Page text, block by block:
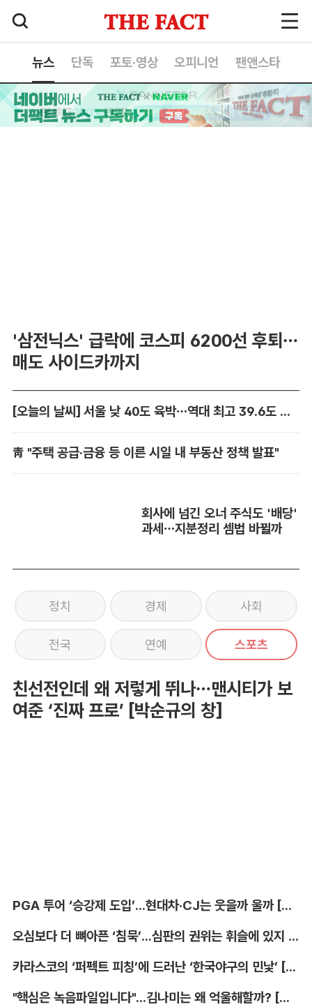
뉴스 단독 포토·영상 오피니언 팬앤스타
'삼전닉스' 급락에 코스피 6200선 후퇴…
매도 사이드카까지
[오늘의 날씨] 서울 낮 40도 육박…역대 최고 39.6도 위협
靑 "주택 공급·금융 등 이른 시일 내 부동산 정책 발표"
회사에 넘긴 오너 주식도 '배당'
과세…지분정리 셈법 바뀔까
정치 경제 사회
전국 연예 스포츠
친선전인데 왜 저렇게 뛰나…맨시티가 보
여준 ‘진짜 프로’ [박순규의 창]
PGA 투어 ‘승강제 도입’...현대차·CJ는 웃을까 울까 [박호윤의 IN&OUT]
오심보다 더 뼈아픈 ‘침묵’...심판의 권위는 휘슬에 있지 않다 [박순규의 창]
카라스코의 ‘퍼펙트 피칭’에 드러난 ‘한국야구의 민낯’ [김대호의 야구생각]
"핵심은 녹음파일입니다"...김나미는 왜 억울해할까? [유병철의 스포츠 렉시오]